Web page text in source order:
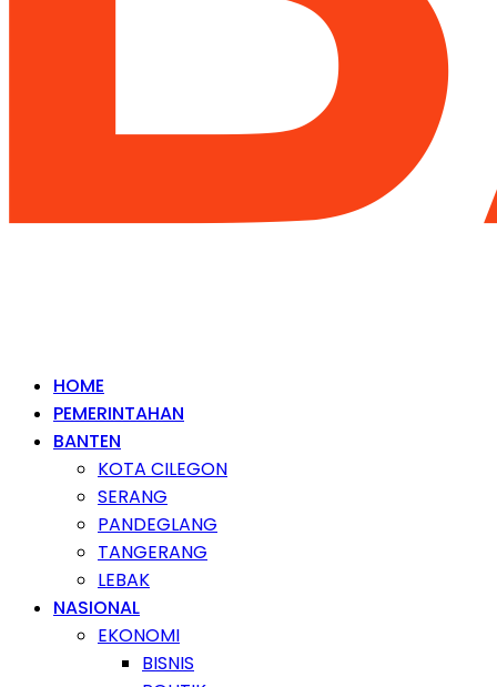
HOME
PEMERINTAHAN
BANTEN
KOTA CILEGON
SERANG
PANDEGLANG
TANGERANG
LEBAK
NASIONAL
EKONOMI
BISNIS